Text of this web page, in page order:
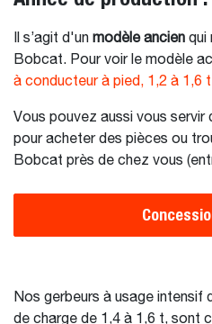
Il s’agit d'un modèle ancien qui
Bobcat. Pour voir le modèle
à conducteur à pied, 1,2 à 1,6
Vous pouvez aussi vous
pour acheter des pièces ou
Bobcat près de chez vous
Nos gerbeurs à usage intensif
de charge de 1,4 à 1,6 t, sont